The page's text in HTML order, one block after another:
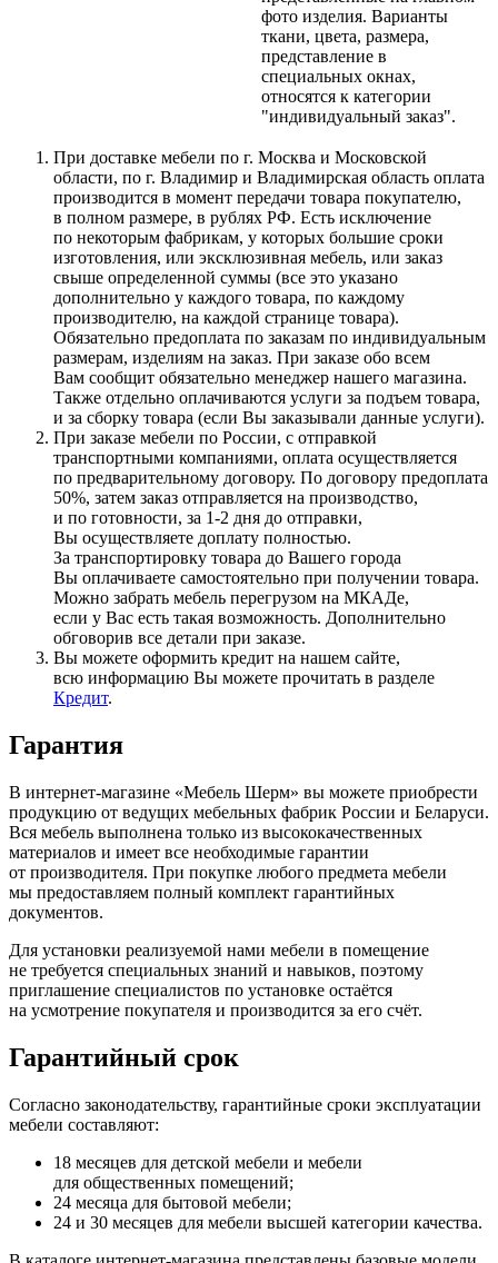
фото изделия. Варианты
ткани, цвета, размера,
представление в
специальных окнах,
относятся к категории
"индивидуальный заказ".
При доставке мебели по г. Москва и Московской
области, по г. Владимир и Владимирская область оплата
производится в момент передачи товара покупателю,
в полном размере, в рублях РФ. Есть исключение
по некоторым фабрикам, у которых большие сроки
изготовления, или эксклюзивная мебель, или заказ
свыше определенной суммы (все это указано
дополнительно у каждого товара, по каждому
производителю, на каждой странице товара).
Обязательно предоплата по заказам по индивидуальным
размерам, изделиям на заказ. При заказе обо всем
Вам сообщит обязательно менеджер нашего магазина.
Также отдельно оплачиваются услуги за подъем товара,
и за сборку товара (если Вы заказывали данные услуги).
При заказе мебели по России, с отправкой
транспортными компаниями, оплата осуществляется
по предварительному договору. По договору предоплата
50%, затем заказ отправляется на производство,
и по готовности, за 1-2 дня до отправки,
Вы осуществляете доплату полностью.
За транспортировку товара до Вашего города
Вы оплачиваете самостоятельно при получении товара.
Можно забрать мебель перегрузом на МКАДе,
если у Вас есть такая возможность. Дополнительно
обговорив все детали при заказе.
Вы можете оформить кредит на нашем сайте,
всю информацию Вы можете прочитать в разделе
Кредит.
Гарантия
В интернет-магазине «Мебель Шерм» вы можете приобрести
продукцию от ведущих мебельных фабрик России и Беларуси.
Вся мебель выполнена только из высококачественных
материалов и имеет все необходимые гарантии
от производителя. При покупке любого предмета мебели
мы предоставляем полный комплект гарантийных
документов.
Для установки реализуемой нами мебели в помещение
не требуется специальных знаний и навыков, поэтому
приглашение специалистов по установке остаётся
на усмотрение покупателя и производится за его счёт.
Гарантийный срок
Согласно законодательству, гарантийные сроки эксплуатации
мебели составляют:
18 месяцев для детской мебели и мебели
для общественных помещений;
24 месяца для бытовой мебели;
24 и 30 месяцев для мебели высшей категории качества.